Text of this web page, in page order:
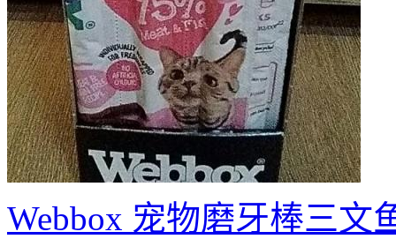
Webbox 宠物磨牙棒三文